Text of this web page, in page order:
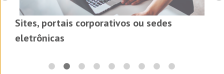
Sites, portais corporativos ou sedes
eletrônicas